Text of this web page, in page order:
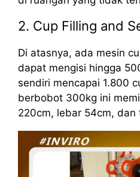
2. Cup Filling and
Di atasnya, ada mesin
dapat mengisi hingga
sendiri mencapai 1.800
berbobot 300kg ini
220cm, lebar 54cm, dan